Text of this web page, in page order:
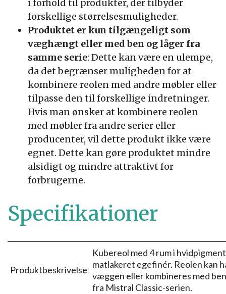
i forhold til produkter, der tilbyder
forskellige størrelsesmuligheder.
Produktet er kun tilgængeligt som
væghængt eller med ben og låger fra
samme serie: Dette kan være en ulempe,
da det begrænser muligheden for at
kombinere reolen med andre møbler eller
tilpasse den til forskellige indretninger.
Hvis man ønsker at kombinere reolen
med møbler fra andre serier eller
producenter, vil dette produkt ikke være
egnet. Dette kan gøre produktet mindre
alsidigt og mindre attraktivt for
forbrugerne.
Specifikationer
Produktbeskrivelse
Kubereol med 4 rum i
matlakeret egefinér. Reolen kan
væggen eller kombineres med
fra Mistral Classic-serien.